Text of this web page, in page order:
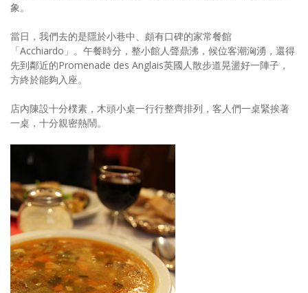
訂閱電子報
象。
當日，我們去的是隱於小巷中、頗有口碑的家常餐館
「Acchiardo」。午餐時分，整小館人聲鼎沸，候位客潮洶湧，還得
先到鄰近的Promenade des Anglais英國人散步道晃盪好一陣子，
方終於能夠入座。
店內陳設十分樸素，木頭小桌一行行整齊排列，客人們一桌緊挨著
一桌，十分親密熱鬧。